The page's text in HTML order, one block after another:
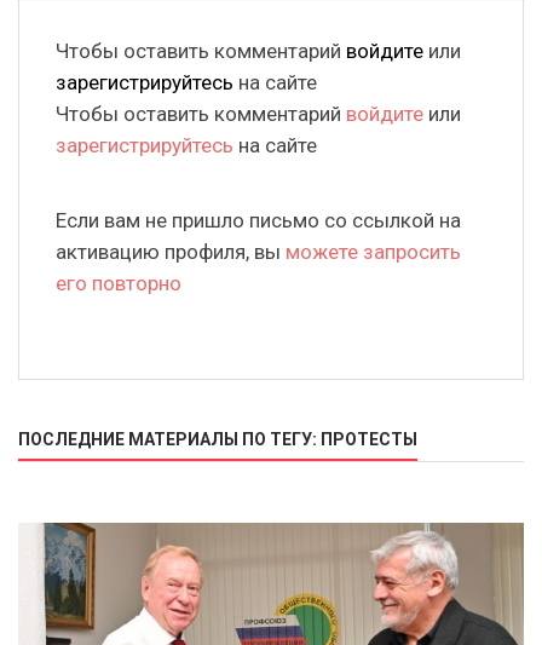
Чтобы оставить комментарий войдите или
зарегистрируйтесь на сайте
Чтобы оставить комментарий войдите или
зарегистрируйтесь на сайте
Если вам не пришло письмо со ссылкой на
активацию профиля, вы можете запросить
его повторно
ПОСЛЕДНИЕ МАТЕРИАЛЫ ПО ТЕГУ: ПРОТЕСТЫ